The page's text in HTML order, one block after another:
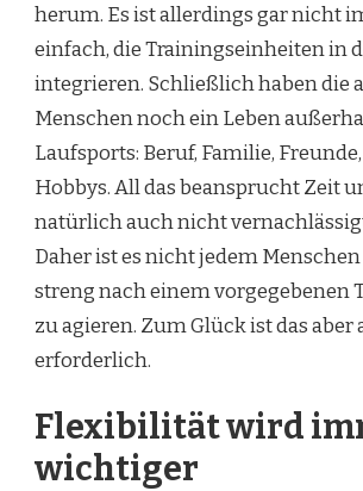
herum. Es ist allerdings gar nicht
einfach, die Trainingseinheiten in
integrieren. Schließlich haben die
Menschen noch ein Leben
Laufsports: Beruf, Familie,
Hobbys. All das beansprucht Zeit
natürlich auch nicht
Daher ist es nicht jedem
streng nach einem vorgegebenen
zu agieren. Zum Glück ist das
erforderlich.
Flexibilität wird
wichtiger